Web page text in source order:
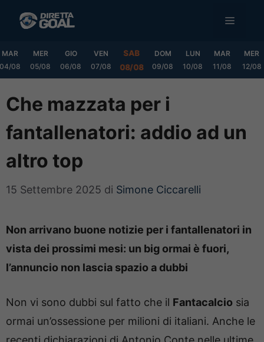
MENU
MAR
04/08
MER
05/08
GIO
06/08
VEN
07/08
SAB
08/08
DOM
09/08
LUN
10/08
MAR
11/08
MER
12/08
Che mazzata per i
fantallenatori: addio ad un
altro top
15 Settembre 2025 di Simone Ciccarelli
Non arrivano buone notizie per i fantallenatori in
vista dei prossimi mesi: un big ormai è fuori,
l’annuncio non lascia spazio a dubbi
Non vi sono dubbi sul fatto che il Fantacalcio sia
ormai un’ossessione per milioni di italiani. Anche le